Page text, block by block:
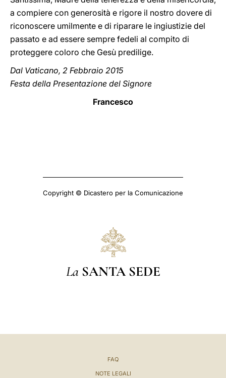
a compiere con generosità e rigore il nostro dovere di
riconoscere umilmente e di riparare le ingiustizie del
passato e ad essere sempre fedeli al compito di
proteggere coloro che Gesù predilige.
Dal Vaticano, 2 Febbraio 2015
Festa della Presentazione del Signore
Francesco
Copyright © Dicastero per la Comunicazione
La SANTA SEDE
FAQ
NOTE LEGALI